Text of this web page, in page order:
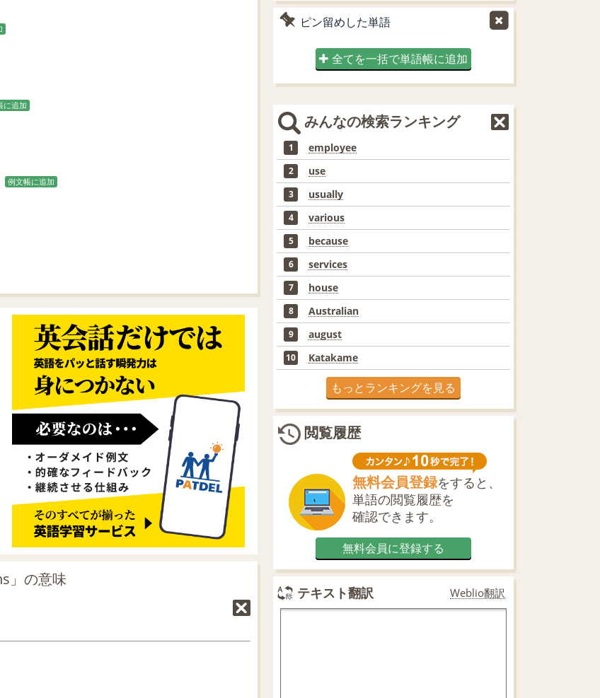
に追加
例文帳に追加
」の意味
ピン留めした単語
全てを一括で単語帳に追加
みんなの検索ランキング
1 employee
2 use
3 usually
4 various
5 because
6 services
7 house
8 Australian
9 august
10 Katakame
もっとランキングを見る
閲覧履歴
無料会員登録をすると、
単語の閲覧履歴を
確認できます。
無料会員に登録する
テキスト翻訳 Weblio翻訳